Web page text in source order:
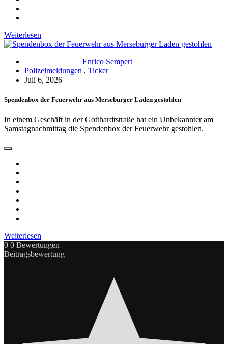
Weiterlesen
Enrico Sempert
Polizeimeldungen , Ticker
Juli 6, 2026
Spendenbox der Feuerwehr aus Merseburger Laden gestohlen
In einem Geschäft in der Gotthardtstraße hat ein Unbekannter am
Samstagnachmittag die Spendenbox der Feuerwehr gestohlen.
Weiterlesen
0 0 Bewertungen
Beitragsbewertung